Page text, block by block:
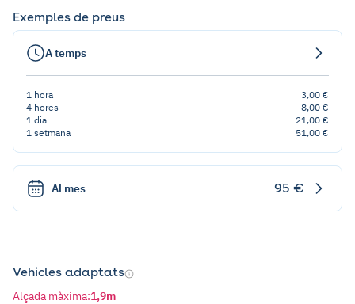
Exemples de preus
A temps
1 hora
3,00 €
4 hores
8,00 €
1 dia
21,00 €
1 setmana
51,00 €
Al mes 95 €
Vehicles adaptats
Alçada màxima:1,9m